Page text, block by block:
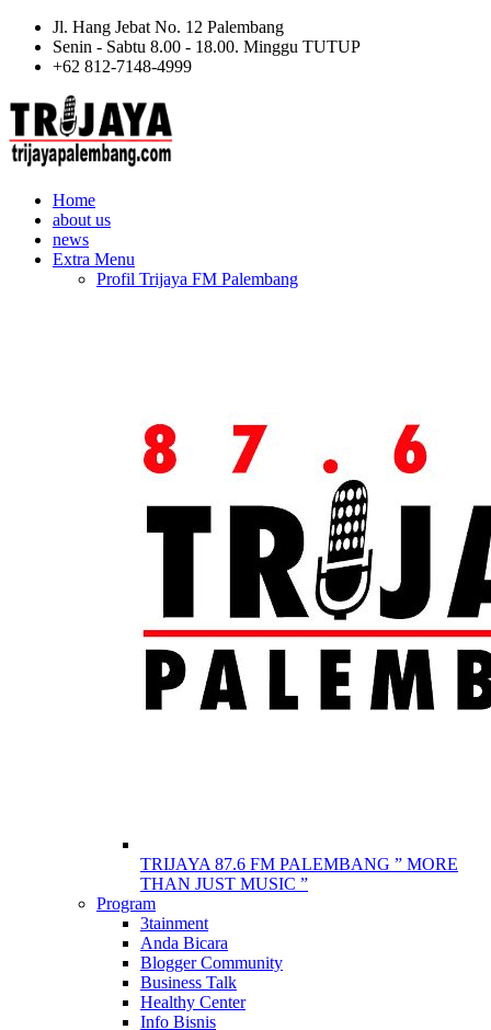
Jl. Hang Jebat No. 12 Palembang
Senin - Sabtu 8.00 - 18.00. Minggu TUTUP
+62 812-7148-4999
Home
about us
news
Extra Menu
Profil Trijaya FM Palembang
TRIJAYA 87.6 FM PALEMBANG ” MORE
THAN JUST MUSIC ”
Program
3tainment
Anda Bicara
Blogger Community
Business Talk
Healthy Center
Info Bisnis